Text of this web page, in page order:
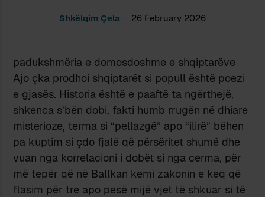
Shkëlqim Çela 26 February 2026
padukshmëria e domosdoshme e shqiptarëve
Ajo çka prodhoi shqiptarët si popull është poezi
e gjasës. Historia është e paaftë ta ngërthejë,
shkenca s’bën dobi, fakti humb rrugën në dhiare
misterioze, terma si “pellazgë” apo “ilirë” bëhen
pa kuptim si çdo fjalë që përsëritet shumë dhe
vuan nga korrelacioni i dobët si nga cerma, për
më tepër që në Ballkan kemi zakonin e keq që
flasim për tre apo pesë mijë vjet të shkuar si të